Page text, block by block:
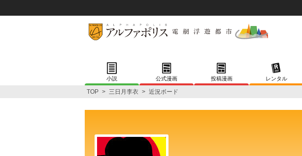
小説 公式漫画 投稿漫画 レンタル
TOP > 三日月李衣 > 近況ボード